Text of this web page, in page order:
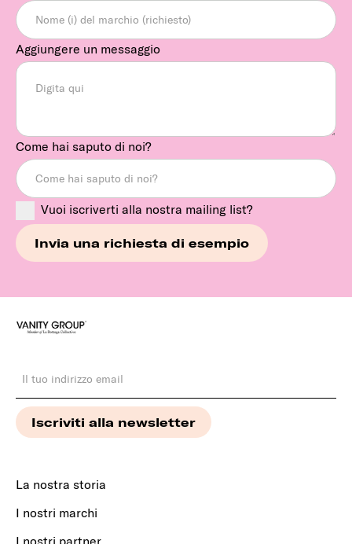
Aggiungere un messaggio
Come hai saputo di noi?
Vuoi iscriverti alla nostra mailing list?
La nostra storia
I nostri marchi